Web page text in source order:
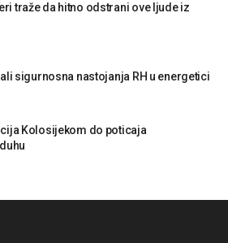
traže da hitno odstrani ove ljude iz
sigurnosna nastojanja RH u energetici
Kolosijekom do poticaja